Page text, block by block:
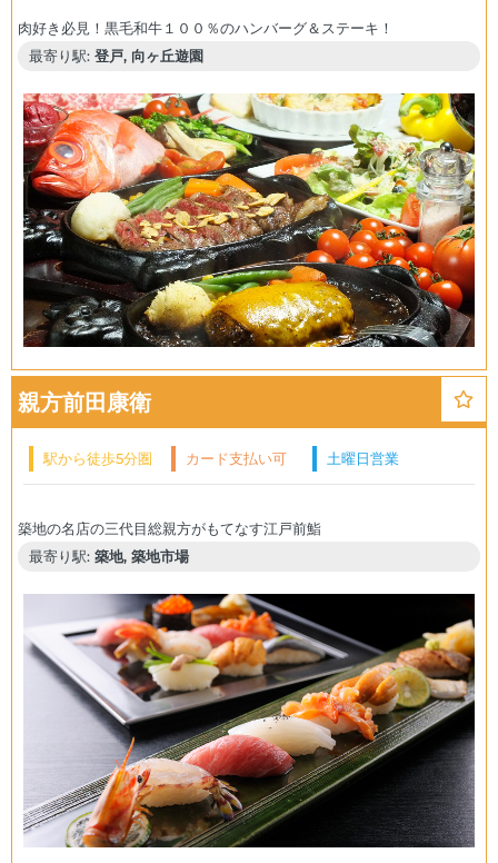
最寄り駅: 登戸, 向ヶ丘遊園
親方前田康衛
駅から徒歩5分圏
内
カード支払い可 土曜日営業
最寄り駅: 築地, 築地市場